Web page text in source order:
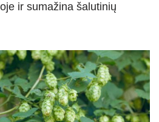
ir sumažina šalutinių